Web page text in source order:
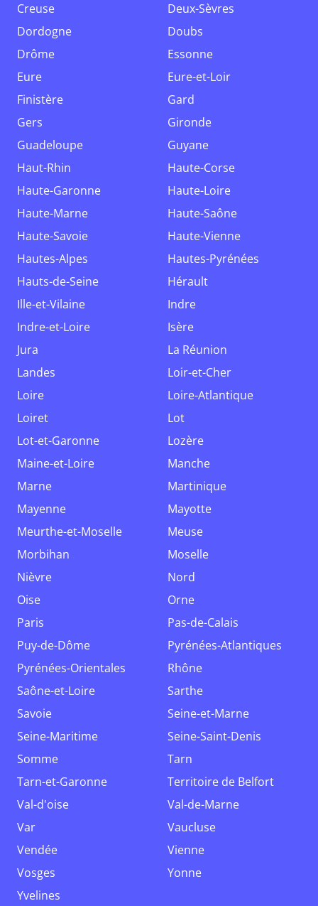
Creuse
Deux-Sèvres
Dordogne
Doubs
Drôme
Essonne
Eure
Eure-et-Loir
Finistère
Gard
Gers
Gironde
Guadeloupe
Guyane
Haut-Rhin
Haute-Corse
Haute-Garonne
Haute-Loire
Haute-Marne
Haute-Saône
Haute-Savoie
Haute-Vienne
Hautes-Alpes
Hautes-Pyrénées
Hauts-de-Seine
Hérault
Ille-et-Vilaine
Indre
Indre-et-Loire
Isère
Jura
La Réunion
Landes
Loir-et-Cher
Loire
Loire-Atlantique
Loiret
Lot
Lot-et-Garonne
Lozère
Maine-et-Loire
Manche
Marne
Martinique
Mayenne
Mayotte
Meurthe-et-Moselle
Meuse
Morbihan
Moselle
Nièvre
Nord
Oise
Orne
Paris
Pas-de-Calais
Puy-de-Dôme
Pyrénées-Atlantiques
Pyrénées-Orientales
Rhône
Saône-et-Loire
Sarthe
Savoie
Seine-et-Marne
Seine-Maritime
Seine-Saint-Denis
Somme
Tarn
Tarn-et-Garonne
Territoire de Belfort
Val-d'oise
Val-de-Marne
Var
Vaucluse
Vendée
Vienne
Vosges
Yonne
Yvelines